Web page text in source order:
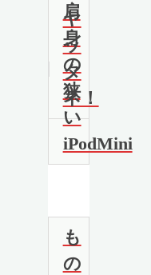
肩
身
の
狭
い
iPodMini
ヤ
ッ
タ
ネ！
も
の